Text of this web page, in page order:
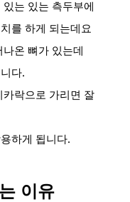
는 있는 측두부에
를 하게 되는데요
온 뼈가 있는데
다.
락으로 가리면 잘
하게 됩니다.
이유